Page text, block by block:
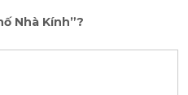
Nhà Kính”?